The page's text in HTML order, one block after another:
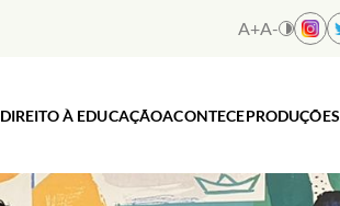
A+A-
DIREITO À EDUCAÇÃOACONTECEPRODUÇÕES